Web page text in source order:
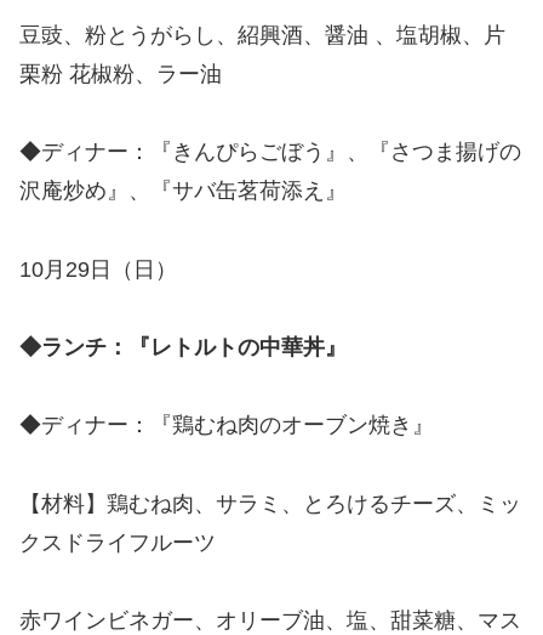
豆豉、粉とうがらし、紹興酒、醤油 、塩胡椒、片
栗粉 花椒粉、ラー油
◆ディナー：『きんぴらごぼう』、『さつま揚げの
沢庵炒め』、『サバ缶茗荷添え』
10月29日（日）
◆ランチ：『レトルトの中華丼』
◆ディナー：『鶏むね肉のオーブン焼き』
【材料】鶏むね肉、サラミ、とろけるチーズ、ミッ
クスドライフルーツ
赤ワインビネガー、オリーブ油、塩、甜菜糖、マス